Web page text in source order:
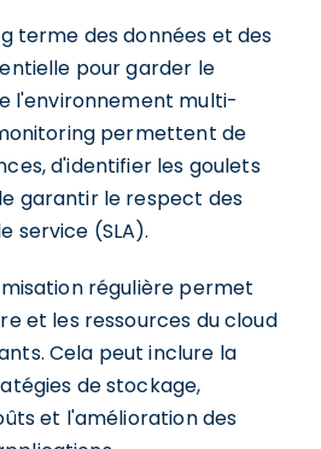
terme des données et des
pour garder le
l'environnement multi-
permettent de
d'identifier les goulets
garantir le respect des
service (SLA).
régulière permet
et les ressources du cloud
Cela peut inclure la
de stockage,
et l'amélioration des